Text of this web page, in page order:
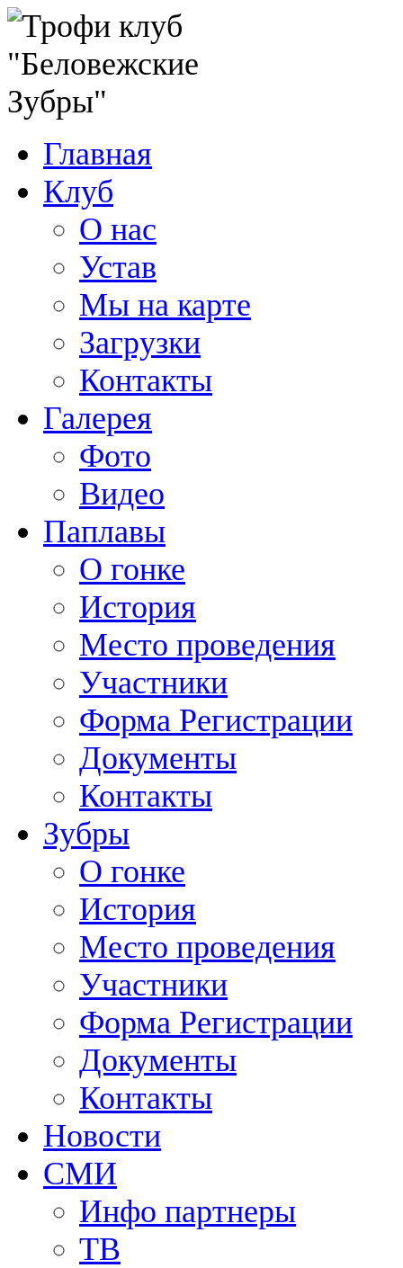
Главная
Клуб
О нас
Устав
Мы на карте
Загрузки
Контакты
Галерея
Фото
Видео
Паплавы
О гонке
История
Место проведения
Участники
Форма Регистрации
Документы
Контакты
Зубры
О гонке
История
Место проведения
Участники
Форма Регистрации
Документы
Контакты
Новости
СМИ
Инфо партнеры
ТВ